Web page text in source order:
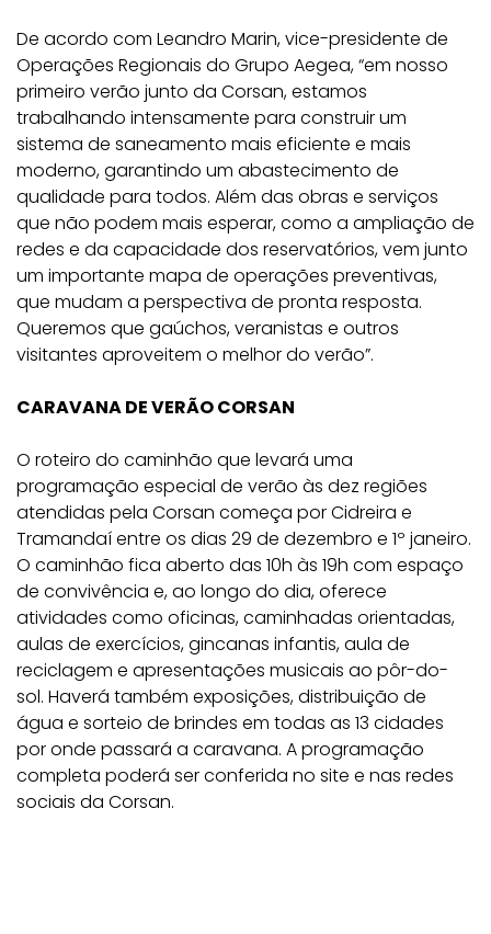
De acordo com Leandro Marin, vice-presidente de
Operações Regionais do Grupo Aegea, “em nosso
primeiro verão junto da Corsan, estamos
trabalhando intensamente para construir um
sistema de saneamento mais eficiente e mais
moderno, garantindo um abastecimento de
qualidade para todos. Além das obras e serviços
que não podem mais esperar, como a ampliação de
redes e da capacidade dos reservatórios, vem junto
um importante mapa de operações preventivas,
que mudam a perspectiva de pronta resposta.
Queremos que gaúchos, veranistas e outros
visitantes aproveitem o melhor do verão”.
CARAVANA DE VERÃO CORSAN
O roteiro do caminhão que levará uma
programação especial de verão às dez regiões
atendidas pela Corsan começa por Cidreira e
Tramandaí entre os dias 29 de dezembro e 1º janeiro.
O caminhão fica aberto das 10h às 19h com espaço
de convivência e, ao longo do dia, oferece
atividades como oficinas, caminhadas orientadas,
aulas de exercícios, gincanas infantis, aula de
reciclagem e apresentações musicais ao pôr-do-
sol. Haverá também exposições, distribuição de
água e sorteio de brindes em todas as 13 cidades
por onde passará a caravana. A programação
completa poderá ser conferida no site e nas redes
sociais da Corsan.